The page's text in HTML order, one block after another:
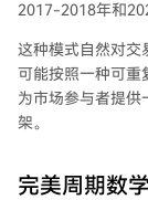
2017-2018年和
这种模式自然对交
可能按照一种可重
为市场参与者提供
架。
完美周期数